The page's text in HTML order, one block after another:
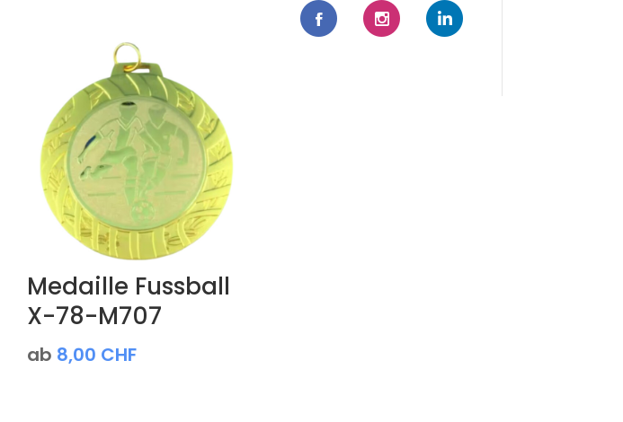
Medaille Fussball
X-78-M707
ab 8,00 CHF